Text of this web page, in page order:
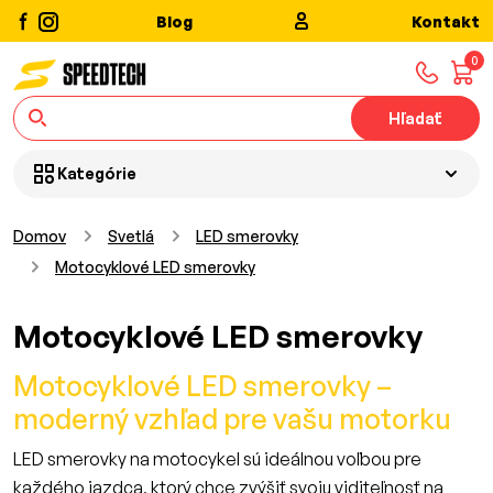
Blog Kontakt
0
Hľadať
Kategórie
Domov Svetlá
LED smerovky
Motocyklové LED smerovky
Motocyklové LED smerovky
Motocyklové LED smerovky –
moderný vzhľad pre vašu motorku
LED smerovky na motocykel sú ideálnou voľbou pre
každého jazdca, ktorý chce zvýšiť svoju viditeľnosť na